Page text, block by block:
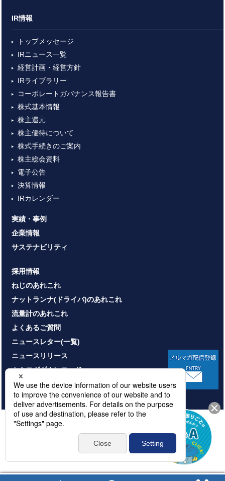
IR情報
トップメッセージ
IRニュース一覧
経営計画・経営方針
IRライブラリー
コーポレートガバナンス報告書
株式基本情報
株主還元
株主優待について
株式手続きのご案内
株主総会資料
電子公告
決算情報
IRカレンダー
実績・事例
企業情報
サステナビリティ
採用情報
ねじのあれこれ
ナットランナ(ドライバ)のあれこれ
流量計のあれこれ
よくあるご質問
ニュースレター(一覧)
ニュースリリース
カタログダウンロード
お問い合わせ
プライバシーポリシー
情報セキュリティ基本方針
© NITTOSEIKO CO., LTD. All rights reserved.